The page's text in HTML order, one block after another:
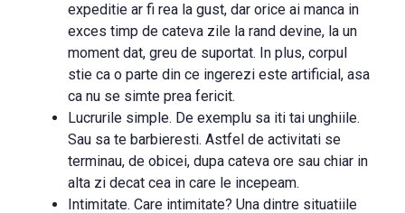
expeditie ar fi rea la gust, dar orice ai manca in
exces timp de cateva zile la rand devine, la un
moment dat, greu de suportat. In plus, corpul
stie ca o parte din ce ingerezi este artificial, asa
ca nu se simte prea fericit.
Lucrurile simple. De exemplu sa iti tai unghiile.
Sau sa te barbieresti. Astfel de activitati se
terminau, de obicei, dupa cateva ore sau chiar in
alta zi decat cea in care le incepeam.
Intimitate. Care intimitate? Una dintre situatiile